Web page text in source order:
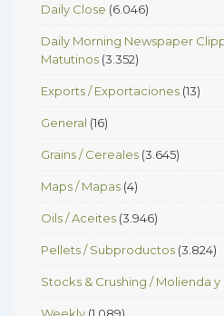
Daily Close (6.046)
Daily Morning Newspaper
Matutinos (3.352)
Exports / Exportaciones (13)
General (16)
Grains / Cereales (3.645)
Maps / Mapas (4)
Oils / Aceites (3.946)
Pellets / Subproductos (3.824)
Stocks & Crushing / Molienda y
Weekly (1.089)